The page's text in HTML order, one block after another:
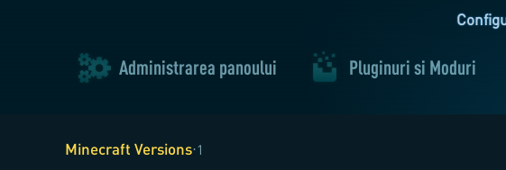
Administrarea panoului Pluginuri și Moduri
Minecraft Versions·1